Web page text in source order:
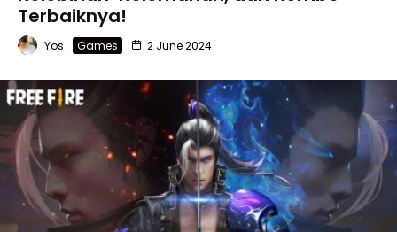
Terbaiknya!
Yos Games 2 June 2024